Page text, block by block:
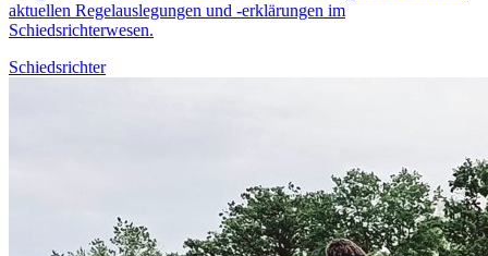
aktuellen Regelauslegungen und -erklärungen im
Schiedsrichterwesen.
Schiedsrichter